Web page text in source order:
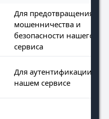
Для предотвращения
мошенничества и
безопасности нашего
сервиса
Для аутентификации в
нашем сервисе